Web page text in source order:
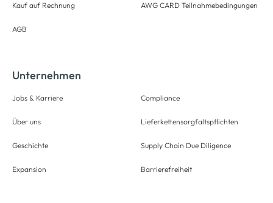
Kauf auf Rechnung
AGB
AWG CARD Teilnahmebedingungen
Unternehmen
Jobs & Karriere
Über uns
Geschichte
Expansion
Compliance
Lieferkettensorgfaltspflichten
Supply Chain Due Diligence
Barrierefreiheit